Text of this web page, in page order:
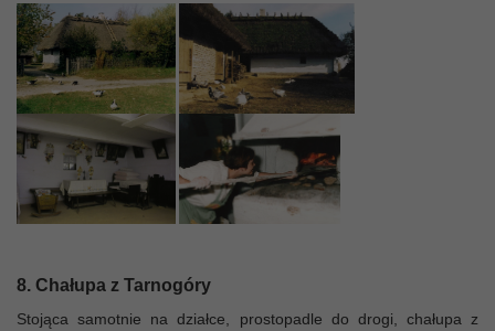
8. Chałupa z Tarnogóry
Stojąca samotnie na działce, prostopadle do drogi, chałupa z